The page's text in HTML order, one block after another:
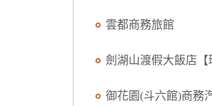
雲都商務旅館
劍湖山渡假大飯店【
御花園(斗六館)商務